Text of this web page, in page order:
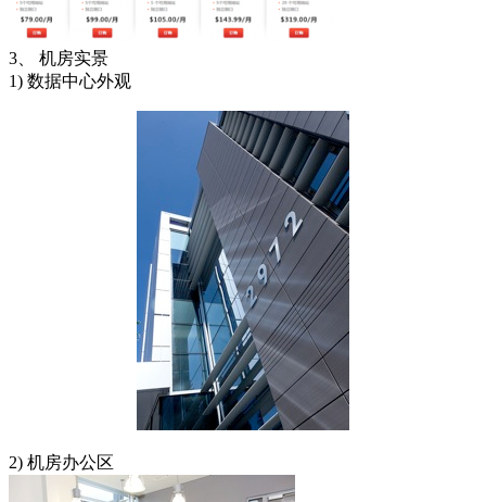
3、 机房实景
1) 数据中心外观
2) 机房办公区